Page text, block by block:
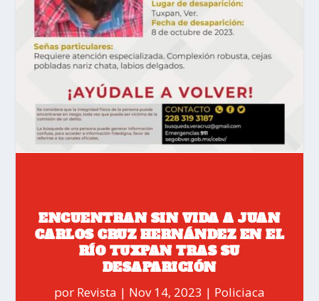
ENCUENTRAN SIN VIDA A JUAN
CARLOS CRUZ HERNÁNDEZ EN EL
RÍO TUXPAN TRAS SU
DESAPARICIÓN
por Revista | Nov 14, 2023 | Policiaca